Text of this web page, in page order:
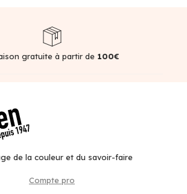
gratuite à partir de 100€
de la couleur et du savoir-faire
Compte pro